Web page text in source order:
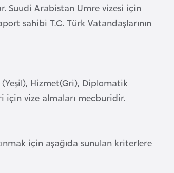
Suudi Arabistan Umre vizesi için
sahibi T.C. Türk Vatandaşlarının
Hizmet(Gri), Diplomatik
için vize almaları mecburidir.
için aşağıda sunulan kriterlere